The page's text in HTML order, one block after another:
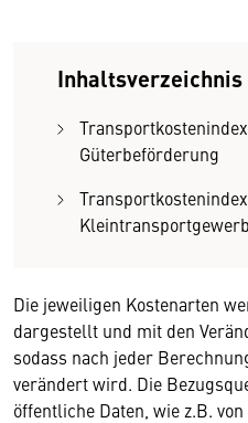
Inhaltsverzeichnis
Güterbeförderung
Die jeweiligen Kostenarten
dargestellt und mit den
sodass nach jeder
verändert wird. Die
öffentliche Daten, wie z.B.